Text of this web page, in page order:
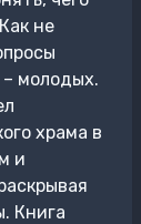
не
молодых.
храма в
и
Книга